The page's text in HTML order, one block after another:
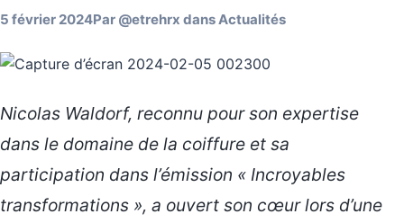
5 février 2024Par @etrehrx dansActualités
Nicolas Waldorf, reconnu pour son expertise
dans le domaine de la coiffure et sa
participation dans l’émission « Incroyables
transformations », a ouvert son cœur lors d’une